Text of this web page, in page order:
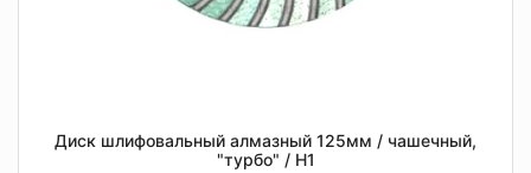
Диск шлифовальный алмазный 125мм / чашечный,
"турбо" / Н1